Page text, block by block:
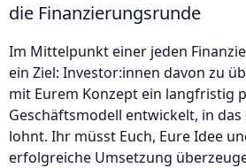
die Finanzierungsrunde
Im Mittelpunkt einer jeden
ein Ziel: Investor:innen davon zu
mit Eurem Konzept ein langfristig
Geschäftsmodell entwickelt, in
lohnt. Ihr müsst Euch, Eure Idee
erfolgreiche Umsetzung